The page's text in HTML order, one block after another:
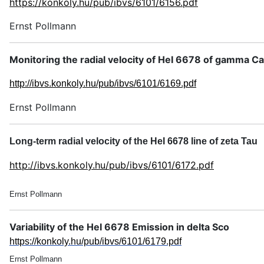
Ernst Pollmann
Monitoring the radial velocity of HeI 6678 of gamma
http://ibvs.konkoly.hu/pub/ibvs/6101/6169.pdf
Ernst Pollmann
Long-term radial velocity of the HeI 6678 line of zeta Tau
http://ibvs.konkoly.hu/pub/ibvs/6101/6172.pdf
Ernst Pollmann
Variability of the HeI 6678 Emission in delta Sco
https://konkoly.hu/pub/ibvs/6101/6179.pdf
Ernst Pollmann